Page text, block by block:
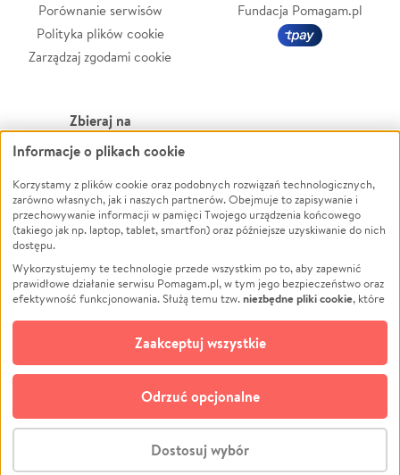
Porównanie serwisów
Polityka plików cookie
Zarządzaj zgodami cookie
Fundacja Pomagam.pl
Zbieraj na
Leczenie
Zwierzęta
Pożar
Ukraina
Pomoc Finansowa
Projekty
Pogrzeb
Społeczność lokalna
Kultura
Powódź
Wichura
NGO
Edukacja
Podróż
Impreza
Ochrona środowiska
Biznes
© CROWDING SP. Z O.O.
Informacje o plikach cookie
Korzystamy z plików cookie oraz podobnych rozwiązań technologicznych,
zarówno własnych, jak i naszych partnerów. Obejmuje to zapisywanie i
przechowywanie informacji w pamięci Twojego urządzenia końcowego
(takiego jak np. laptop, tablet, smartfon) oraz późniejsze uzyskiwanie do nich
dostępu.
Wykorzystujemy te technologie przede wszystkim po to, aby zapewnić
prawidłowe działanie serwisu Pomagam.pl, w tym jego bezpieczeństwo oraz
efektywność funkcjonowania. Służą temu tzw.niezbędne pliki cookie, które
opcjonalnych plików cookie
technologii do celów analitycznych i retargetingowych. Możesz wyrazić
zgodę na ich stosowanie lub jej odmówić. W dowolnym momencie masz
możliwość zmiany swoich preferencji na stronie „Zarządzaj zgodami cookie”,
do której link znajdziesz w stopce serwisu Pomagam.pl. Opcjonalne pliki
cookie wykorzystywane są w następujących celach:
działanie serwisu Pomagam.pl. Dzięki nim możemy zrozumieć, jak
użytkownicy korzystają z naszego serwisu – skąd trafiają do serwisu, jak
Dostosuj wybór
Odrzuć opcjonalne
Zaakceptuj wszystkie